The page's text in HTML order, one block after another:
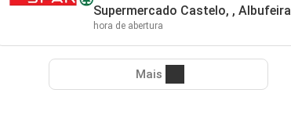
Supermercado Castelo, , Albufeira
8200 Albufeira
hora de abertura
Mais